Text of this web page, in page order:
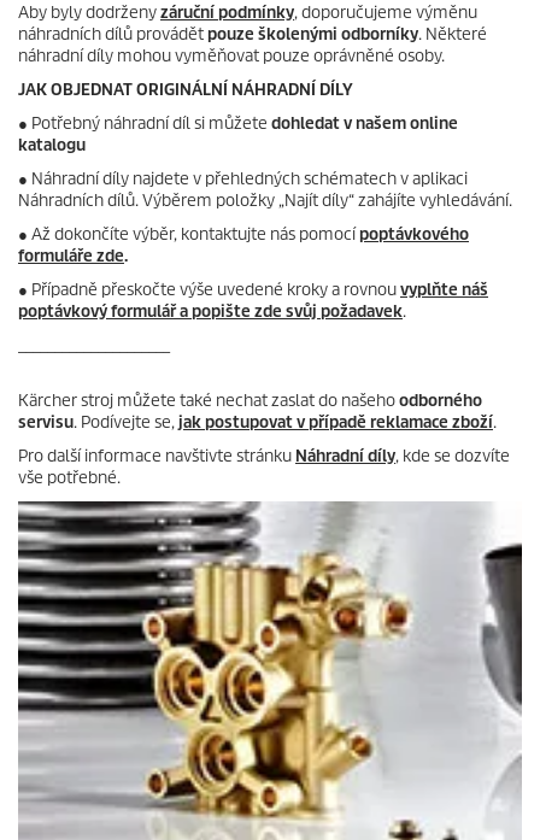
Aby byly dodrženyzáruční podmínky, doporučujeme výměnu
náhradních dílů provádětpouze školenými odborníky. Některé
náhradní díly mohou vyměňovat pouze oprávněné osoby.
JAK OBJEDNAT ORIGINÁLNÍ NÁHRADNÍ DÍLY
● Potřebný náhradní díl si můžete dohledat v našem online
katalogu
● Náhradní díly najdete v přehledných schématech v aplikaci
Náhradních dílů. Výběrem položky „Najít díly“ zahájíte vyhledávání.
● Až dokončíte výběr, kontaktujte nás pomocípoptávkového
formuláře zde.
● Případně přeskočte výše uvedené kroky a rovnouvyplňte náš
poptávkový formulář a popište zde svůj požadavek.
Kärcher stroj můžete také nechat zaslat do našehoodborného
servisu. Podívejte se,jak postupovat v případě reklamace zboží.
Pro další informace navštivte stránku Náhradní díly, kde se dozvíte
vše potřebné.